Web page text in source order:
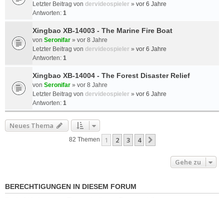
Letzter Beitrag von dervideospieler » vor 6 Jahre
Antworten: 1
Xingbao XB-14003 - The Marine Fire Boat
von Seronifar » vor 8 Jahre
Letzter Beitrag von dervideospieler » vor 6 Jahre
Antworten: 1
Xingbao XB-14004 - The Forest Disaster Relief
von Seronifar » vor 8 Jahre
Letzter Beitrag von dervideospieler » vor 6 Jahre
Antworten: 1
Neues Thema
82 Themen 1 2 3 4
Gehe zu
BERECHTIGUNGEN IN DIESEM FORUM